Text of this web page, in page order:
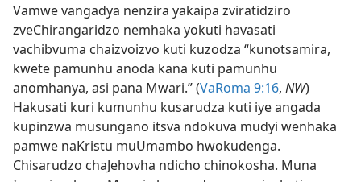
Vamwe vangadya nenzira yakaipa zviratidziro
zveChirangaridzo nemhaka yokuti havasati
vachibvuma chaizvoizvo kuti kuzodza “kunotsamira,
kwete pamunhu anoda kana kuti pamunhu
anomhanya, asi pana Mwari.” (VaRoma 9:16, NW)
Hakusati kuri kumunhu kusarudza kuti iye angada
kupinzwa musungano itsva ndokuva mudyi wenhaka
pamwe naKristu muUmambo hwokudenga.
Chisarudzo chaJehovha ndicho chinokosha. Muna